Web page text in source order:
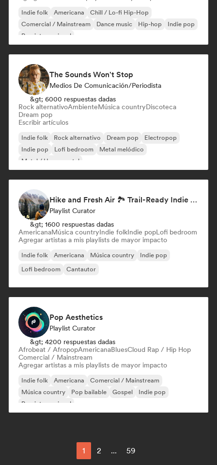
Indie folk Americana
Chill / Lo-fi Hip-Hop
Comercial / Mainstream
Dance music Hip-hop
Indie pop
Pop internacional
The Sounds Won't Stop
Medios De Comunicación/Periodista
&gt; 6000 respuestas dadas
Rock alternativoAmbienteMúsica countryDiscoteca
Dream pop
Escribir artículos
Indie folk Rock alternativo Dream pop
Electropop
Indie pop
Lofi bedroom
Metal melódico
Metal / Heavy metal
Hike and Fresh Air 🏞️ Trail-Ready Indie Folk & Acoustic
Playlist Curator
&gt; 1600 respuestas dadas
AmericanaMúsica countryIndie folkIndie popLofi bedroom
Agregar artistas a mis playlists de mayor impacto
Indie folk Americana Música country
Indie pop
Lofi bedroom
Cantautor
Pop Aesthetics
Playlist Curator
&gt; 4200 respuestas dadas
Afrobeat / AfropopAmericanaBluesCloud Rap / Hip Hop
Comercial / Mainstream
Agregar artistas a mis playlists de mayor impacto
Indie folk Americana
Comercial / Mainstream
Música country
Pop bailable Gospel
Indie pop
Pop internacional
1 2 ... 59